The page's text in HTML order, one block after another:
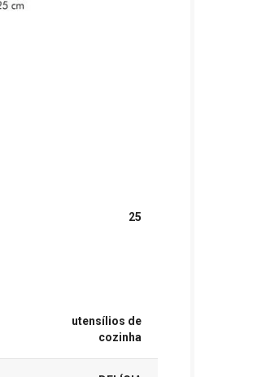
25
utensílios de
cozinha